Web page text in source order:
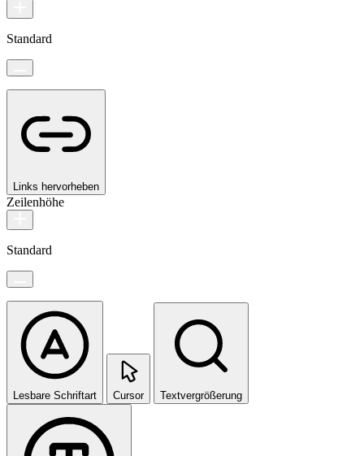
Standard
Links hervorheben
Zeilenhöhe
Standard
Lesbare Schriftart Cursor Textvergrößerung